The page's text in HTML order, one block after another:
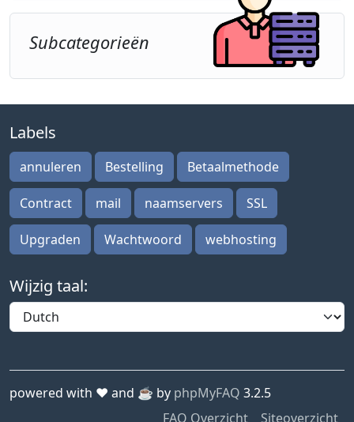
Subcategorieën
Labels
annuleren Bestelling Betaalmethode
Contract mail naamservers SSL
Upgraden Wachtwoord webhosting
Wijzig taal:
powered with ❤️ and ☕️ by phpMyFAQ 3.2.5
FAQ Overzicht
Siteoverzicht